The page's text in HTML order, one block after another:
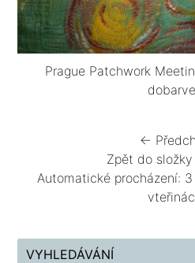
Prague Patchwork
←
Zpět do složky
Automatické procházení: 3
VYHLEDÁVÁNÍ